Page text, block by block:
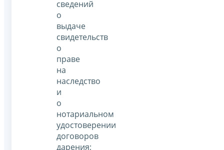
сведений
о
выдаче
свидетельств
о
праве
на
наследство
и
о
нотариальном
удостоверении
договоров
дарения;